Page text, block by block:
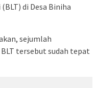
di Desa Biniha
sejumlah
tersebut sudah tepat